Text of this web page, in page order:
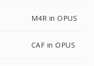
M4R in OPUS
CAF in OPUS